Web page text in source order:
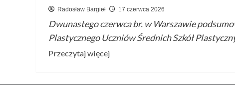
Radosław Bargieł 17 czerwca 2026
Dwunastego czerwca br. w Warszawie
Plastycznego Uczniów Średnich Szkół
Przeczytaj więcejPrzeczytaj